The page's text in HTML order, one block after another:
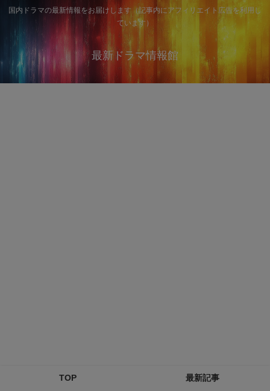
国内ドラマの最新情報をお届けします（記事内にアフィリエイト広告を利用し
ています）
最新ドラマ情報館
TOP 最新記事